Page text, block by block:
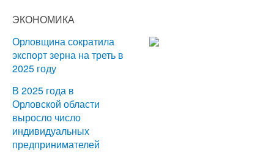
ЭКОНОМИКА
Орловщина сократила
экспорт зерна на треть в
2025 году
В 2025 года в
Орловской области
выросло число
индивидуальных
предпринимателей